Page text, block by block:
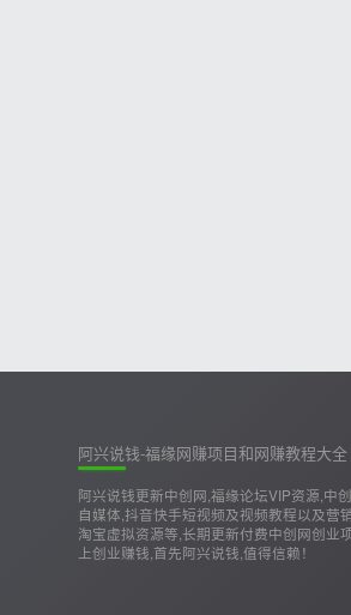
阿兴说钱-福缘网赚项目和网赚教程大全
阿兴说钱更新中创网,福缘论坛VIP资源,中
自媒体,抖音快手短视频及视频教程以及营
淘宝虚拟资源等,长期更新付费中创网创业
上创业赚钱,首先阿兴说钱,值得信赖！